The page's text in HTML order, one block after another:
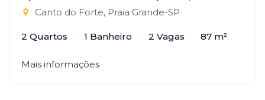
Canto do Forte, Praia Grande-SP
2 Quartos 1 Banheiro 2 Vagas 87 m²
Mais informações